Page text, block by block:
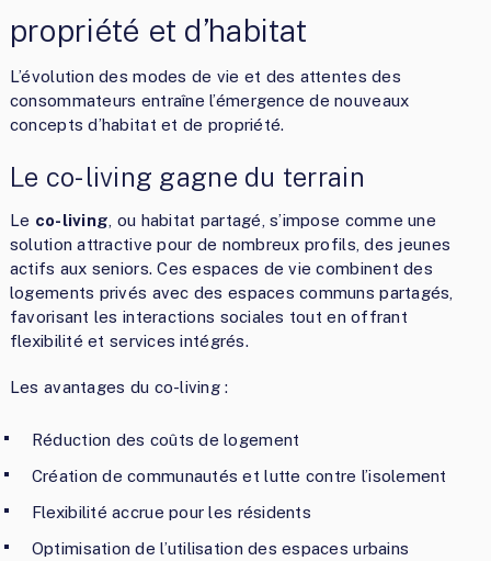
propriété et d’habitat
L’évolution des modes de vie et des attentes des
consommateurs entraîne l’émergence de nouveaux
concepts d’habitat et de propriété.
Le co-living gagne du terrain
Le co-living , ou habitat partagé, s’impose comme une
solution attractive pour de nombreux profils, des jeunes
actifs aux seniors. Ces espaces de vie combinent des
logements privés avec des espaces communs partagés,
favorisant les interactions sociales tout en offrant
flexibilité et services intégrés.
Les avantages du co-living :
Réduction des coûts de logement
Création de communautés et lutte contre l’isolement
Flexibilité accrue pour les résidents
Optimisation de l’utilisation des espaces urbains